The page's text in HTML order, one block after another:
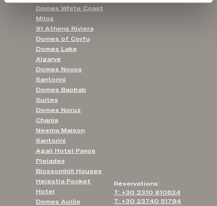
Réservations:
T: +30 2310 810624
T: +30 23740 51794
Domes White Coast
Milos
91 Athens Riviera
Domes of Corfu
Domes Lake
Algarve
Domes Novos
Santorini
Domes Baobab
Suites
Domes Noruz
Chania
Neema Maison
Santorini
Agali Hotel Paxos
Pleiades
Blossomhill Houses
Helestia Pocket
Hotel
Domes Aulūs